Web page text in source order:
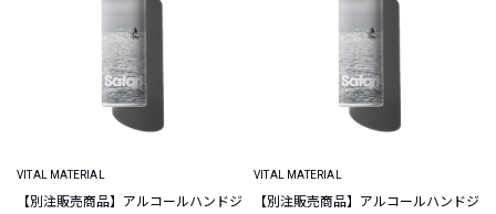
VITAL MATERIAL
【別注販売商品】アルコールハンドジ
VITAL MATERIAL
【別注販売商品】アルコールハンドジ